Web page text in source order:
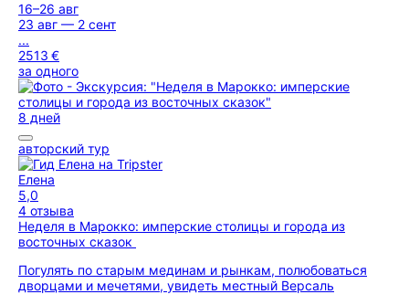
16–26 авг
23 авг — 2 сент
...
2513 €
за одного
8 дней
авторский тур
Елена
5,0
4 отзыва
Неделя в Марокко: имперские столицы и города из
восточных сказок
Погулять по старым мединам и рынкам, полюбоваться
дворцами и мечетями, увидеть местный Версаль